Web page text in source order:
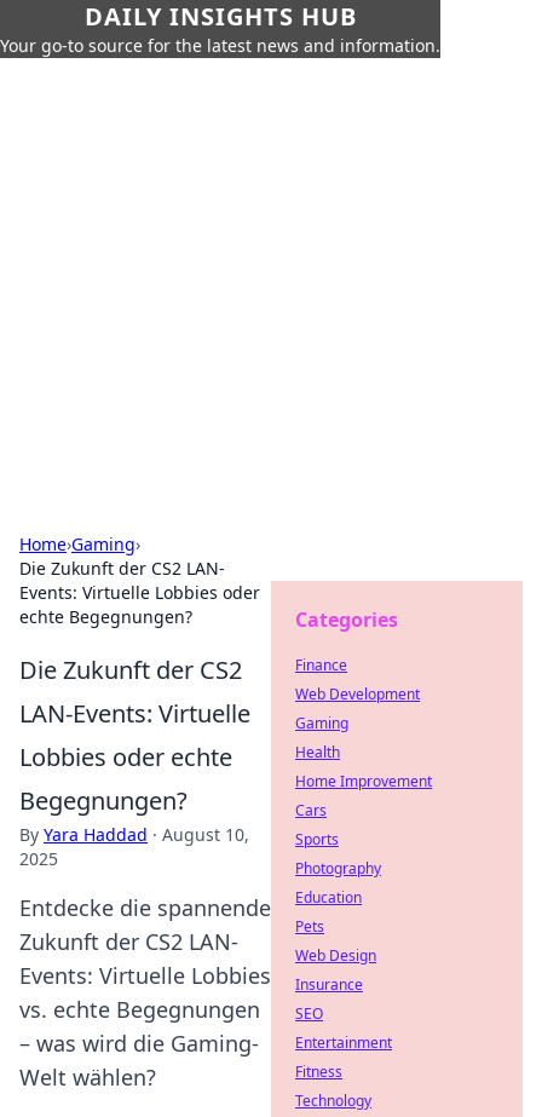
DAILY INSIGHTS HUB
Your go-to source for the latest news and information.
Home›Gaming›
Die Zukunft der CS2 LAN-
Events: Virtuelle Lobbies oder
echte Begegnungen?
Die Zukunft der CS2
LAN-Events: Virtuelle
Lobbies oder echte
Begegnungen?
By Yara Haddad · August 10,
2025
Entdecke die spannende
Zukunft der CS2 LAN-
Events: Virtuelle Lobbies
vs. echte Begegnungen
– was wird die Gaming-
Welt wählen?
Categories
Finance
Web Development
Gaming
Health
Home Improvement
Cars
Sports
Photography
Education
Pets
Web Design
Insurance
SEO
Entertainment
Fitness
Technology